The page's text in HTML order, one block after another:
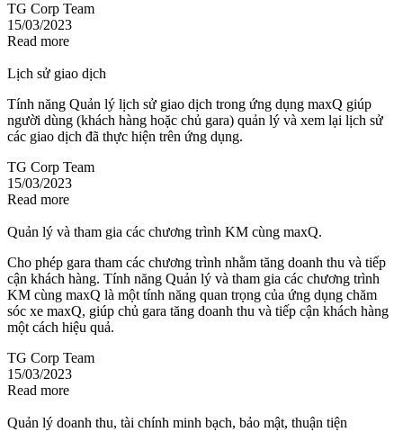
TG Corp Team
15/03/2023
Read more
Lịch sử giao dịch
Tính năng Quản lý lịch sử giao dịch trong ứng dụng maxQ giúp
người dùng (khách hàng hoặc chủ gara) quản lý và xem lại lịch sử
các giao dịch đã thực hiện trên ứng dụng.
TG Corp Team
15/03/2023
Read more
Quản lý và tham gia các chương trình KM cùng maxQ.
Cho phép gara tham các chương trình nhằm tăng doanh thu và tiếp
cận khách hàng. Tính năng Quản lý và tham gia các chương trình
KM cùng maxQ là một tính năng quan trọng của ứng dụng chăm
sóc xe maxQ, giúp chủ gara tăng doanh thu và tiếp cận khách hàng
một cách hiệu quả.
TG Corp Team
15/03/2023
Read more
Quản lý doanh thu, tài chính minh bạch, bảo mật, thuận tiện